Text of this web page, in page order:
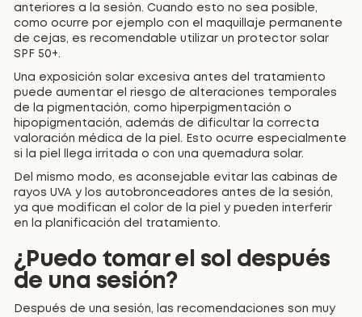
anteriores a la sesión. Cuando esto no sea posible,
como ocurre por ejemplo con el maquillaje permanente
de cejas, es recomendable utilizar un protector solar
SPF 50+.
Una exposición solar excesiva antes del tratamiento
puede aumentar el riesgo de alteraciones temporales
de la pigmentación, como hiperpigmentación o
hipopigmentación, además de dificultar la correcta
valoración médica de la piel. Esto ocurre especialmente
si la piel llega irritada o con una quemadura solar.
Del mismo modo, es aconsejable evitar las cabinas de
rayos UVA y los autobronceadores antes de la sesión,
ya que modifican el color de la piel y pueden interferir
en la planificación del tratamiento.
¿Puedo tomar el sol después
de una sesión?
Después de una sesión, las recomendaciones son muy